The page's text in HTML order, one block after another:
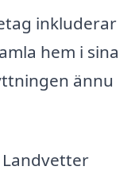
inkluderar
hem i sina
ännu